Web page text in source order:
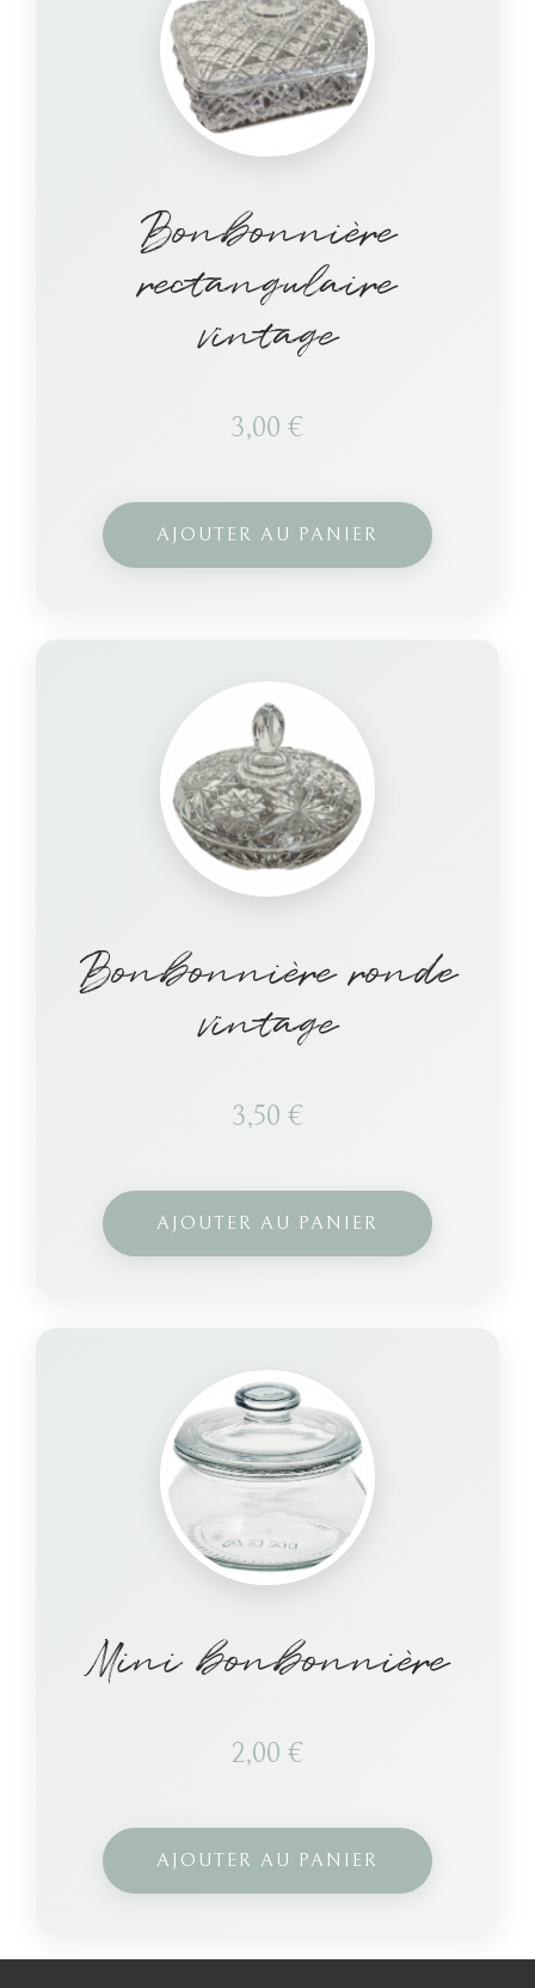
Bonbonnière
rectangulaire
vintage
3,00 €
AJOUTER AU PANIER
Bonbonnière ronde
vintage
3,50 €
AJOUTER AU PANIER
Mini bonbonnière
2,00 €
AJOUTER AU PANIER